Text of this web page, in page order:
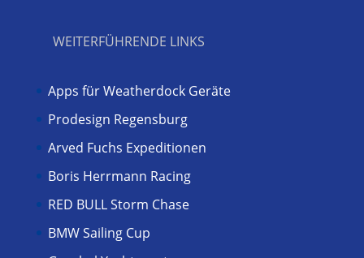
WEITERFÜHRENDE LINKS
Apps für Weatherdock Geräte
Prodesign Regensburg
Arved Fuchs Expeditionen
Boris Herrmann Racing
RED BULL Storm Chase
BMW Sailing Cup